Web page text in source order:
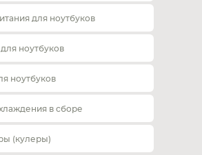
для ноутбуков
ноутбуков
ноутбуков
в сборе
(кулеры)